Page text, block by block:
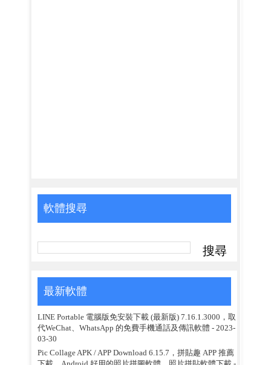
軟體搜尋
最新軟體
LINE Portable 電腦版免安裝下載 (最新版) 7.16.1.3000，取
代WeChat、WhatsApp 的免費手機通話及傳訊軟體 - 2023-
03-30
Pic Collage APK / APP Download 6.15.7，拼貼趣 APP 推薦